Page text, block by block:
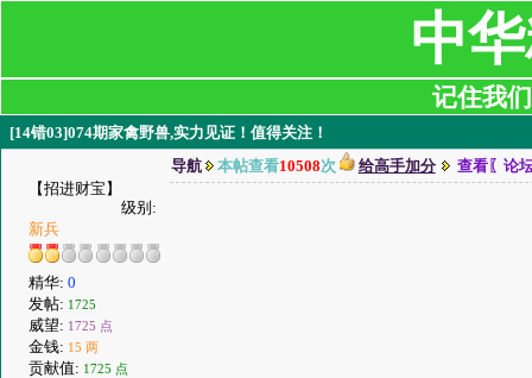
中
记住我
[14错03]074期家禽野兽,实力见证！值得关注！
【招进财宝】
级别:
新兵
精华: 0
发帖: 1725
威望: 1725 点
金钱: 15 两
贡献值: 1725 点
导航 本帖查看10508次 给高手加分 查看〖论